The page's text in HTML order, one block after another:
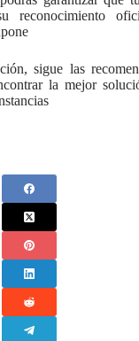
reconocimiento
sigue las
la mejor